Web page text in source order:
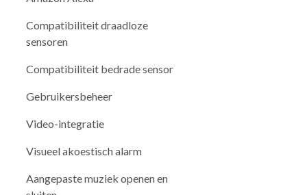
Compatibiliteit draadloze
sensoren
Compatibiliteit bedrade sensor
Gebruikersbeheer
Video-integratie
Visueel akoestisch alarm
Aangepaste muziek openen en